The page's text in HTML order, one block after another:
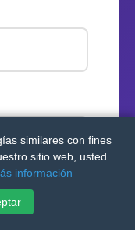
similares con fines
sitio web, usted
información